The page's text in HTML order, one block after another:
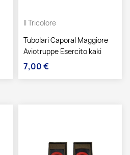
Il Tricolore
Tubolari Caporal Maggiore
Aviotruppe Esercito kaki
Prezzo
7,00 €